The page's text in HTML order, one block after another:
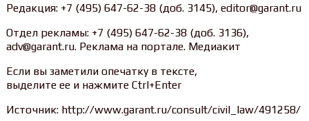
Редакция: +7 (495) 647-62-38 (доб. 3145), editor@garant.ru
Отдел рекламы: +7 (495) 647-62-38 (доб. 3136),
adv@garant.ru. Реклама на портале. Медиакит
Если вы заметили опечатку в тексте,
выделите ее и нажмите Ctrl+Enter
Источник: http://www.garant.ru/consult/civil_law/491258/